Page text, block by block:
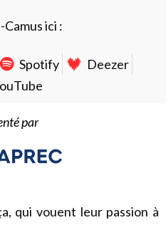
ici :
Spotify
Deezer
par
qui vouent leur passion à